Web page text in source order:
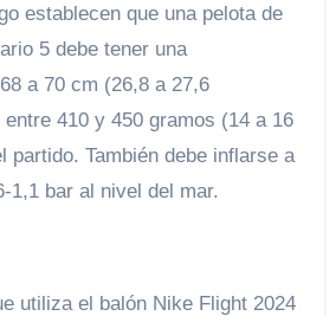
establecen que una pelota de
5 debe tener una
a 70 cm (26,8 a 27,6
410 y 450 gramos (14 a 16
partido. También debe inflarse a
1,1 bar al nivel del mar.
utiliza el balón Nike Flight 2024